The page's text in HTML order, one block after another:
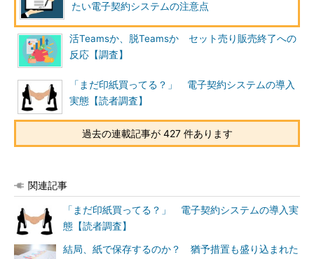
たい電子契約システムの注意点
活Teamsか、脱Teamsか セット売り販売終了への
反応【調査】
「まだ印紙買ってる？」 電子契約システムの導入
実態【読者調査】
過去の連載記事が 427 件あります
関連記事
「まだ印紙買ってる？」 電子契約システムの導入実
態【読者調査】
結局、紙で保存するのか？ 猶予措置も盛り込まれた